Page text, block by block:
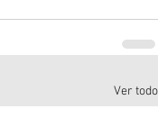
Ver todo